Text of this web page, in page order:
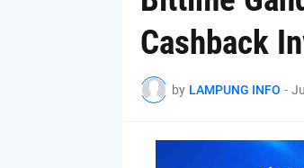
Cashback
by LAMPUNG INFO -